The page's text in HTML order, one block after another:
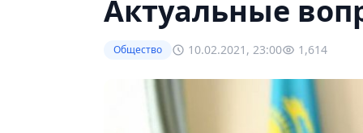
Актуальные
Общество 10.02.2021, 23:00 1,614